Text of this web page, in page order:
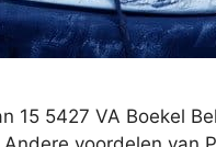
15 5427 VA Boekel